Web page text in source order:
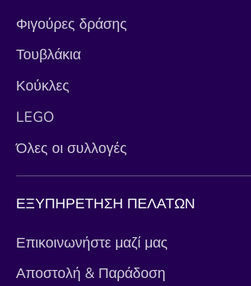
Φιγούρες δράσης
Τουβλάκια
Κούκλες
LEGO
Όλες οι συλλογές
ΕΞΥΠΗΡΕΤΗΣΗ ΠΕΛΑΤΩΝ
Επικοινωνήστε μαζί μας
Αποστολή & Παράδοση